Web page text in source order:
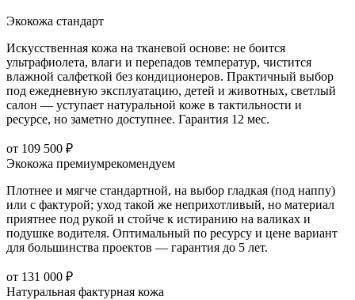
Экокожа стандарт
Искусственная кожа на тканевой основе: не боится
ультрафиолета, влаги и перепадов температур, чистится
влажной салфеткой без кондиционеров. Практичный выбор
под ежедневную эксплуатацию, детей и животных, светлый
салон — уступает натуральной коже в тактильности и
ресурсе, но заметно доступнее. Гарантия 12 мес.
от 109 500 ₽
Экокожа премиумрекомендуем
Плотнее и мягче стандартной, на выбор гладкая (под наппу)
или с фактурой; уход такой же неприхотливый, но материал
приятнее под рукой и стойче к истиранию на валиках и
подушке водителя. Оптимальный по ресурсу и цене вариант
для большинства проектов — гарантия до 5 лет.
от 131 000 ₽
Натуральная фактурная кожа